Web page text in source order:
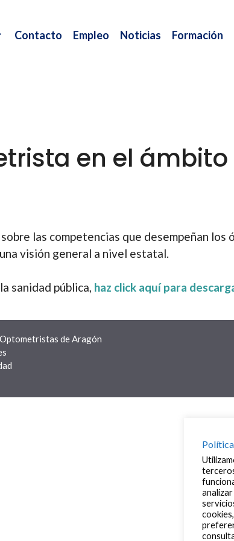
Contacto Empleo Noticias Formación
en el ámbito
las competencias que desempeñan
visión general a nivel estatal.
sanidad pública, haz click aquí para
de Aragón